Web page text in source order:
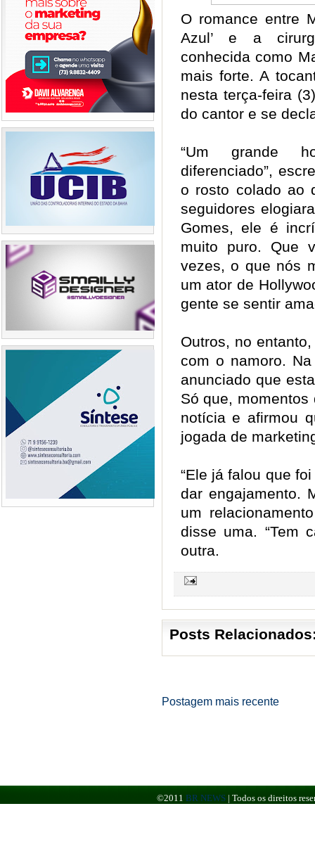
O romance entre
Azul’ e a
conhecida como
mais forte. A
nesta terça-feira
do cantor e se
“Um grande
diferenciado”,
o rosto colado ao
seguidores
Gomes, ele é
muito puro. Que
vezes, o que nós
um ator de
gente se sentir
Outros, no
com o namoro.
anunciado que
Só que,
notícia e afirmou
jogada de
“Ele já falou que
dar engajamento.
um
disse uma. “Tem
outra.
Posts
Postagem mais recente
©2011 BR NEWS | Todos os direitos